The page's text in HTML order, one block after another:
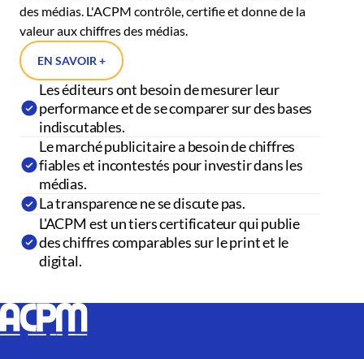
des médias. L'ACPM contrôle, certifie et donne de la
valeur aux chiffres des médias.
EN SAVOIR +
Les éditeurs ont besoin de mesurer leur
performance et de se comparer sur des bases
indiscutables.
Le marché publicitaire a besoin de chiffres
fiables et incontestés pour investir dans les
médias.
La transparence ne se discute pas.
L'ACPM est un tiers certificateur qui publie
des chiffres comparables sur le print et le
digital.